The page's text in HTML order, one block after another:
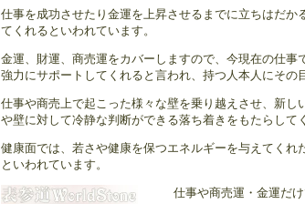
仕事を成功させたり金運を上昇させるまでに立ちはだ
てくれるといわれています。
金運、財運、商売運をカバーしますので、今現在の仕
強力にサポートしてくれると言われ、持つ人本人にその
仕事や商売上で起こった様々な壁を乗り越えさせ、新
や壁に対して冷静な判断ができる落ち着きをもたらして
健康面では、若さや健康を保つエネルギーを与えてく
といわれています。
仕事や商売運・金運だけ